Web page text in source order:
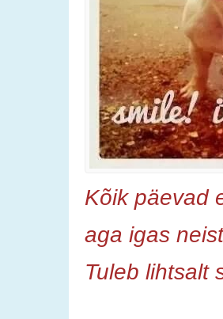
Kõik päevad
aga igas
Tuleb lihtsalt